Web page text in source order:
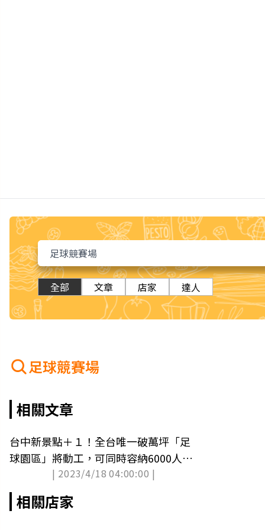
全部 文章 店家 達人
足球競賽場
相關文章
台中新景點＋１！全台唯一破萬坪「足
球園區」將動工，可同時容納6000人超
| 2023/4/18 04:00:00 |
相關店家